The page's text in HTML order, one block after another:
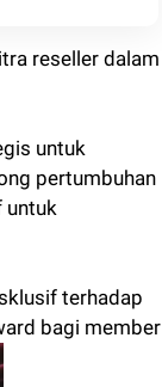
reseller dalam
untuk
pertumbuhan
untuk
terhadap
bagi member